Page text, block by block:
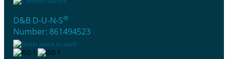
D&B D-U-N-S®
Number: 861494523